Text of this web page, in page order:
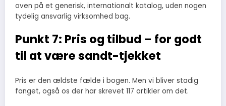
oven på et generisk, internationalt katalog, uden nogen
tydelig ansvarlig virksomhed bag.
Punkt 7: Pris og tilbud – for godt
til at være sandt-tjekket
Pris er den ældste fælde i bogen. Men vi bliver stadig
fanget, også os der har skrevet 117 artikler om det.